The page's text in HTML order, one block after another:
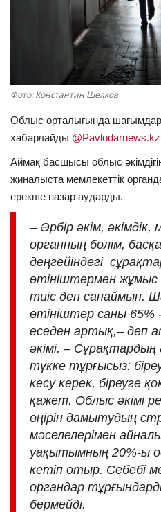
ОЙЫН-САУЫҚ
АРНАЙЫ ЖОБА
OFFICIAL
Құрылтай
Тілді тандаңыз
Қазақша Русский
Фото: Константин Шелков
Облыс орталығында шағымдар
хабарлайды
Аймақ басшысы облыс
жиналыста мемлекеттік
ерекше назар аударды.
– Әрбір әкім,
органның бөлім,
деңгейіндегі
өтініштермен жұмыс
тиіс деп санаймын.
өтініштер саны 65%
еседен артық,– деп
әкімі. – Сұрақтардың
түкке тұрғысыз:
кесу керек, біреуге
қажет. Облыс әкімі
өңірін дамытудың
мәселелерімен
уақытымның 20%-ы
кетіп отыр. Себебі
органдар
бермейді.